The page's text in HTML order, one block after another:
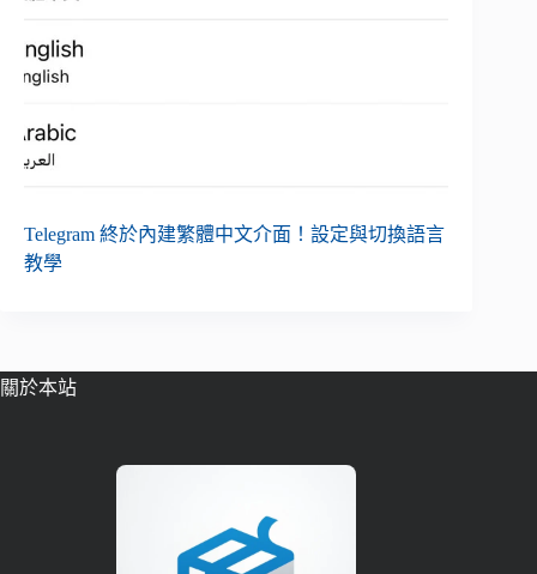
Telegram 終於內建繁體中文介面！設定與切換語言
教學
關於本站